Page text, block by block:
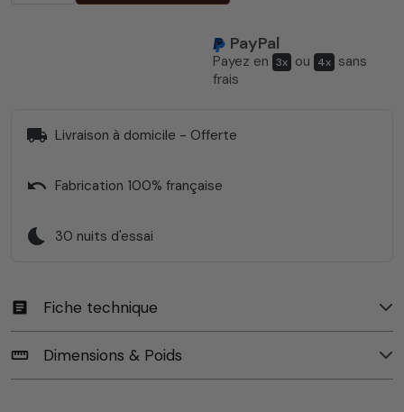
PayPal
Payez en 3x ou 4x sans
frais
local_shipping Livraison à domicile - Offerte
undo Fabrication 100% française
bedtime 30 nuits d'essai
article Fiche technique
straighten Dimensions & Poids